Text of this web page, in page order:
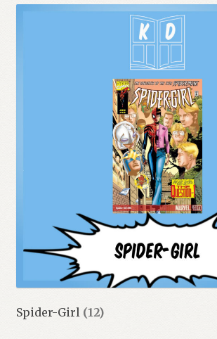
Spider-Girl (12)